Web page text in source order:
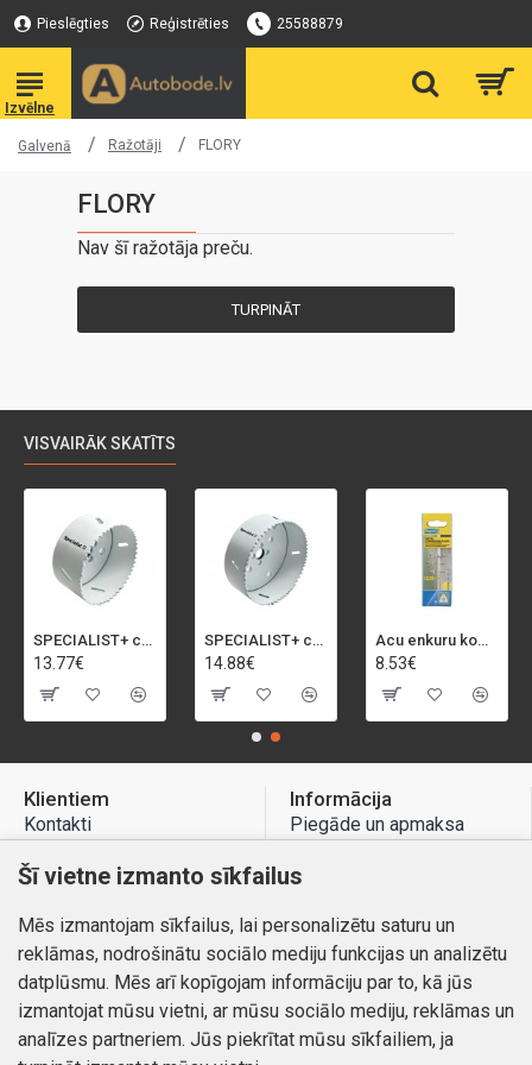
Pieslēgties Reģistrēties 25588879
Galvenā Ražotāji FLORY
FLORY
Nav šī ražotāja preču.
TURPINĀT
VISVAIRĀK SKATĪTS
SPECIALIST+ caurumu zāģis BI-METAL, 92 mm
13.77€
SPECIALIST+ caurumu zāģis BI-METAL, 98 mm
14.88€
Acu enkuru komplekts, 3-13 mm, Rapid, 12 gab.
8.53€
Klientiem
Kontakti
Preču atgriešana
Mans profils
Pasūtījumi
Informācija
Piegāde un apmaksa
Atteikuma tiesības
Kontakti
Šī vietne izmanto sīkfailus
Mēs izmantojam sīkfailus, lai personalizētu saturu un
reklāmas, nodrošinātu sociālo mediju funkcijas un analizētu
datplūsmu. Mēs arī kopīgojam informāciju par to, kā jūs
izmantojat mūsu vietni, ar mūsu sociālo mediju, reklāmas un
analīzes partneriem. Jūs piekrītat mūsu sīkfailiem, ja